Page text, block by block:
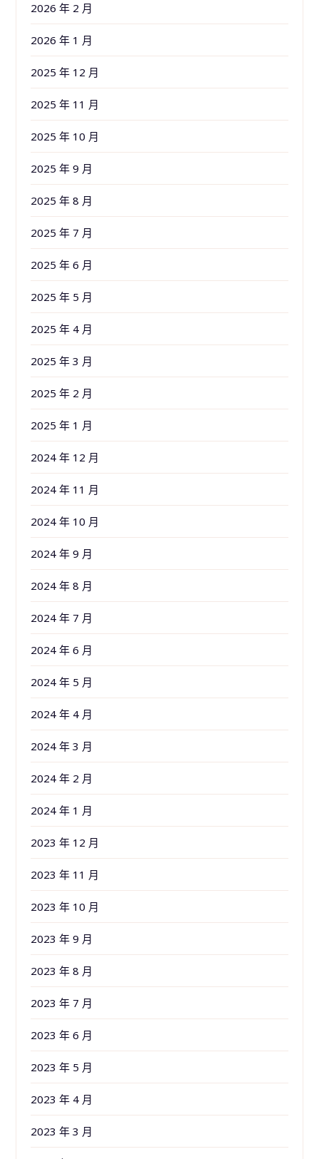
2026 年 2 月
2026 年 1 月
2025 年 12 月
2025 年 11 月
2025 年 10 月
2025 年 9 月
2025 年 8 月
2025 年 7 月
2025 年 6 月
2025 年 5 月
2025 年 4 月
2025 年 3 月
2025 年 2 月
2025 年 1 月
2024 年 12 月
2024 年 11 月
2024 年 10 月
2024 年 9 月
2024 年 8 月
2024 年 7 月
2024 年 6 月
2024 年 5 月
2024 年 4 月
2024 年 3 月
2024 年 2 月
2024 年 1 月
2023 年 12 月
2023 年 11 月
2023 年 10 月
2023 年 9 月
2023 年 8 月
2023 年 7 月
2023 年 6 月
2023 年 5 月
2023 年 4 月
2023 年 3 月